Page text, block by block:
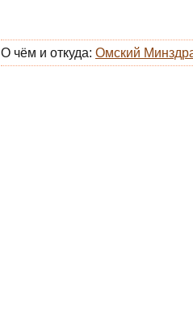
О чём и откуда: Омский